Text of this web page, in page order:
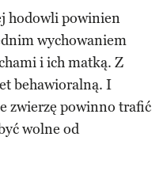
hodowli powinien
wychowaniem
i ich matką. Z
behawioralną. I
zwierzę powinno trafić
wolne od